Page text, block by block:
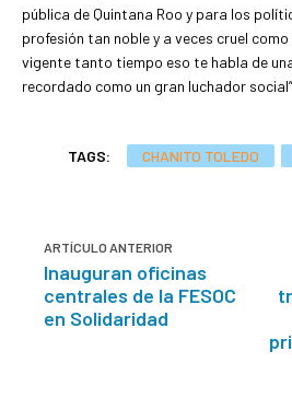
pública de Quintana Roo y para los
profesión tan noble y a veces cruel
vigente tanto tiempo eso te habla de
recordado como un gran luchador
TAGS: CHANITO TOLEDO
ARTÍCULO ANTERIOR
Inauguran oficinas
centrales de la FESOC
en Solidaridad